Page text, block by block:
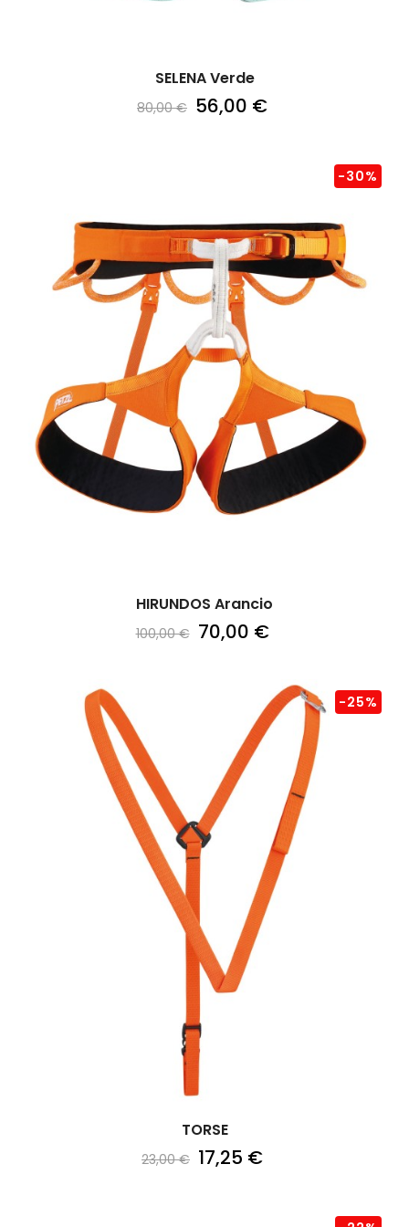
SELENA Verde
80,00 € 56,00 €
HIRUNDOS Arancio
100,00 €
-30%
70,00 €
TORSE
23,00 €
-25%
17,25 €